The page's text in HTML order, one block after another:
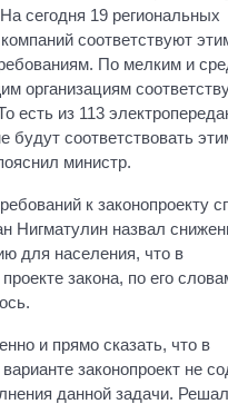
сегодня 19 региональных
соответствуют
По мелким и
организациям
есть из 113
будут соответствовать
министр.
к законопроекту
Нигматулин назвал
для населения, что в
закона, по его
и прямо сказать, что в
законопроект не
данной задачи.